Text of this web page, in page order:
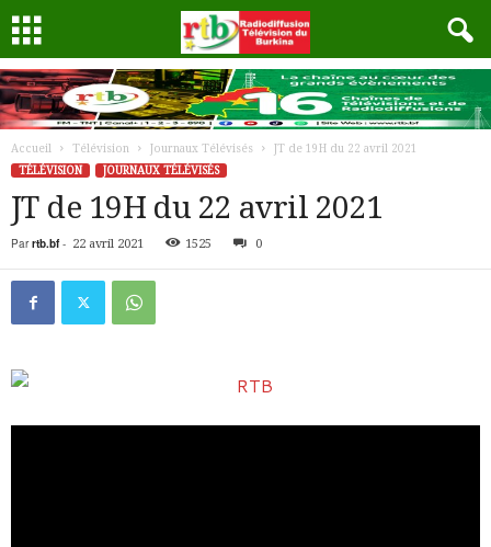
Accueil Télévision Journaux Télévisés
JT de 19H du 22 avril 2021
TÉLÉVISION
JOURNAUX TÉLÉVISÉS
JT de 19H du 22 avril 2021
Par rtb.bf- 22 avril 2021 1525 0